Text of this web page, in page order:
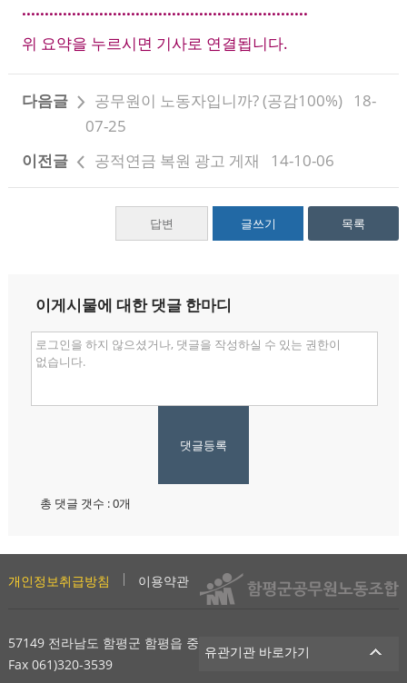
...............................................................
위 요약을 누르시면 기사로 연결됩니다.
다음글 공무원이 노동자입니까? (공감100%)
18-
07-25
이전글
공적연금 복원 광고 게재 14-10-06
목록
글쓰기
답변
이게시물에 대한 댓글 한마디
댓글등록
총 댓글 갯수 : 0개
개인정보취급방침 이용약관 사이트맵
57149 전라남도 함평군 함평읍 중앙길 200 Tel 061)320-2981
Fax 061)320-3539
유관기관 바로가기